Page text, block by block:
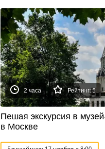
2 часа Рейтинг: 5
Пешая экскурсия в
в Москве